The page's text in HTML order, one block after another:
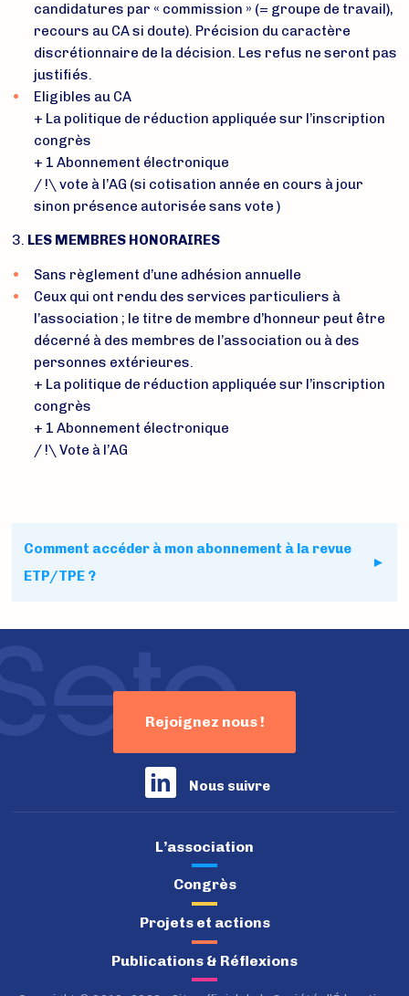
candidatures par « commission » (= groupe de travail),
recours au CA si doute). Précision du caractère
discrétionnaire de la décision. Les refus ne seront pas
justifiés.
Eligibles au CA
+ La politique de réduction appliquée sur l’inscription
congrès
+ 1 Abonnement électronique
/ !\ vote à l’AG (si cotisation année en cours à jour
sinon présence autorisée sans vote )
3. LES MEMBRES HONORAIRES
Sans règlement d’une adhésion annuelle
Ceux qui ont rendu des services particuliers à
l’association ; le titre de membre d’honneur peut être
décerné à des membres de l’association ou à des
personnes extérieures.
+ La politique de réduction appliquée sur l’inscription
congrès
+ 1 Abonnement électronique
/ !\ Vote à l’AG
Comment accéder à mon abonnement à la revue
ETP/TPE ?
Rejoignez nous !
Nous suivre
L’association
Congrès
Projets et actions
Publications & Réflexions